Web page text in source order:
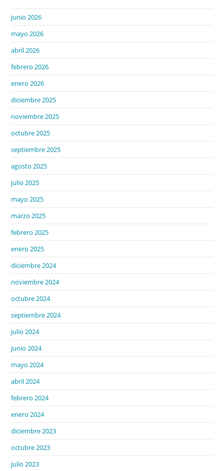
junio 2026
mayo 2026
abril 2026
febrero 2026
enero 2026
diciembre 2025
noviembre 2025
octubre 2025
septiembre 2025
agosto 2025
julio 2025
mayo 2025
marzo 2025
febrero 2025
enero 2025
diciembre 2024
noviembre 2024
octubre 2024
septiembre 2024
julio 2024
junio 2024
mayo 2024
abril 2024
febrero 2024
enero 2024
diciembre 2023
octubre 2023
julio 2023